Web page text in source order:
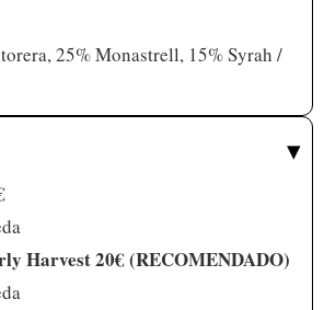
25% Monastrell, 15% Syrah /
▾
Harvest 20€ (RECOMENDADO)